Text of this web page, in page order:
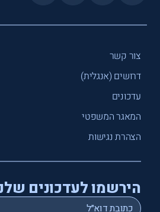
צור קשר
דרושים (אנגלית)
עדכונים
המאגר המשפטי
הצהרת נגישות
הירשמו לעדכונים
Email
*